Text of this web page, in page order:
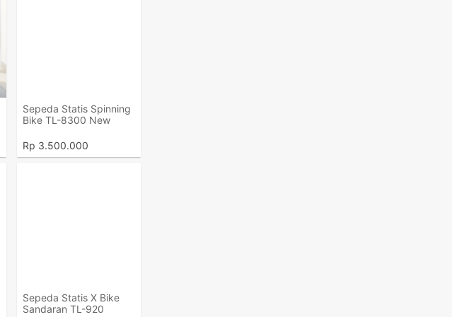
Sepeda Statis Spinning
Bike TL-8300 New
Rp 3.500.000
Sepeda Statis X Bike
Sandaran TL-920